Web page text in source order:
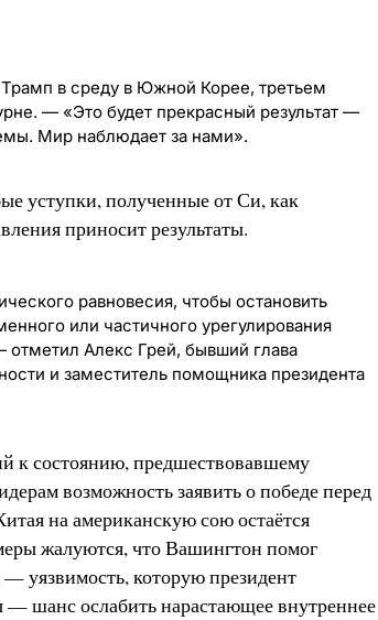
в среду в Южной Корее, третьем
— «Это будет прекрасный результат —
Мир наблюдает за нами».
уступки, полученные от Си, как
приносит результаты.
равновесия, чтобы остановить
или частичного урегулирования
Алекс Грей, бывший глава
и заместитель помощника президента
к состоянию, предшествовавшему
возможность заявить о победе перед
на американскую сою остаётся
жалуются, что Вашингтон помог
уязвимость, которую президент
— шанс ослабить нарастающее внутреннее